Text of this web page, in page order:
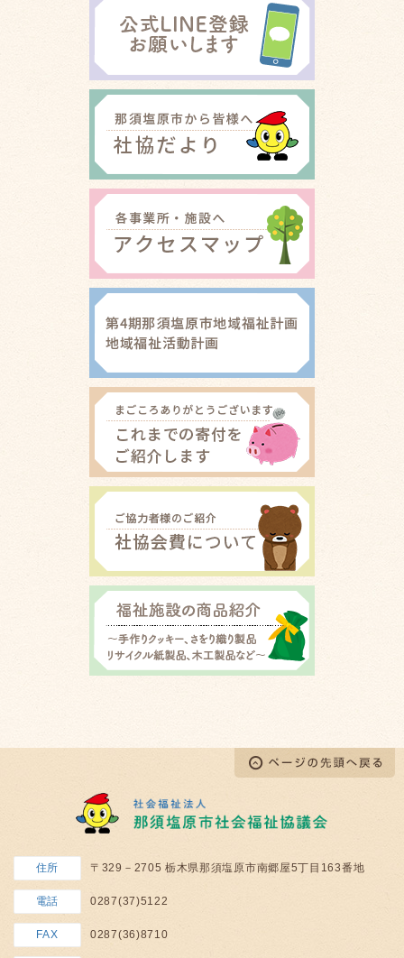
住所 〒329－2705 栃木県那須塩原市南郷屋5丁目163番地
電話 0287(37)5122
FAX 0287(36)8710